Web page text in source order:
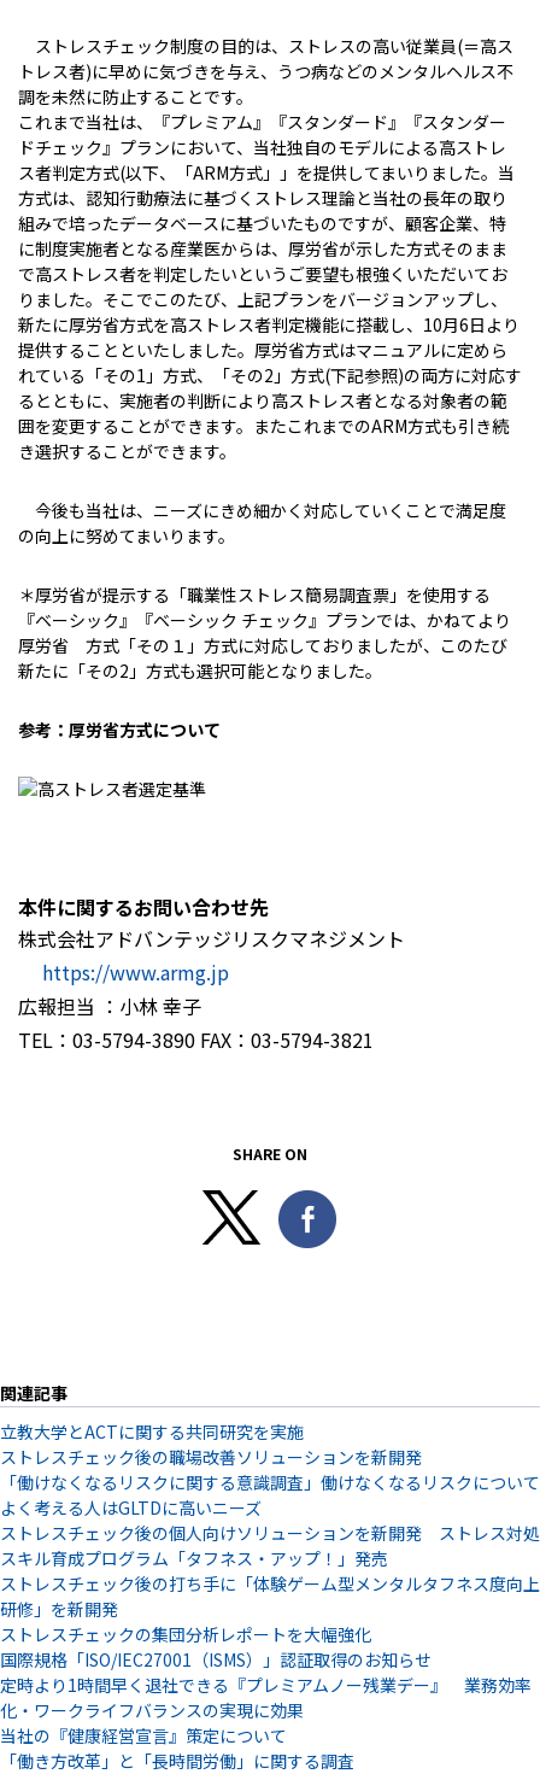
ストレスチェック制度の目的は、ストレスの高い従業員(＝高ス
トレス者)に早めに気づきを与え、うつ病などのメンタルヘルス不
調を未然に防止することです。
これまで当社は、『プレミアム』『スタンダード』『スタンダー
ドチェック』プランにおいて、当社独自のモデルによる高ストレ
ス者判定方式(以下、「ARM方式」」を提供してまいりました。当
方式は、認知行動療法に基づくストレス理論と当社の長年の取り
組みで培ったデータベースに基づいたものですが、顧客企業、特
に制度実施者となる産業医からは、厚労省が示した方式そのまま
で高ストレス者を判定したいというご要望も根強くいただいてお
りました。そこでこのたび、上記プランをバージョンアップし、
新たに厚労省方式を高ストレス者判定機能に搭載し、10月6日より
提供することといたしました。厚労省方式はマニュアルに定めら
れている「その1」方式、「その2」方式(下記参照)の両方に対応す
るとともに、実施者の判断により高ストレス者となる対象者の範
囲を変更することができます。またこれまでのARM方式も引き続
き選択することができます。
今後も当社は、ニーズにきめ細かく対応していくことで満足度
の向上に努めてまいります。
＊厚労省が提示する「職業性ストレス簡易調査票」を使用する
『ベーシック』『ベーシック チェック』プランでは、かねてより
厚労省 方式「その１」方式に対応しておりましたが、このたび
新たに「その2」方式も選択可能となりました。
参考：厚労省方式について
本件に関するお問い合わせ先
株式会社アドバンテッジリスクマネジメント
https://www.armg.jp
広報担当 ：小林 幸子
TEL：03-5794-3890 FAX：03-5794-3821
SHARE ON
関連記事
立教大学とACTに関する共同研究を実施
ストレスチェック後の職場改善ソリューションを新開発
「働けなくなるリスクに関する意識調査」働けなくなるリスクについて
よく考える人はGLTDに高いニーズ
ストレスチェック後の個人向けソリューションを新開発 ストレス対処
スキル育成プログラム「タフネス・アップ！」発売
ストレスチェック後の打ち手に「体験ゲーム型メンタルタフネス度向上
研修」を新開発
ストレスチェックの集団分析レポートを大幅強化
国際規格「ISO/IEC27001（ISMS）」認証取得のお知らせ
定時より1時間早く退社できる『プレミアムノー残業デー』 業務効率
化・ワークライフバランスの実現に効果
当社の『健康経営宣言』策定について
「働き方改革」と「長時間労働」に関する調査